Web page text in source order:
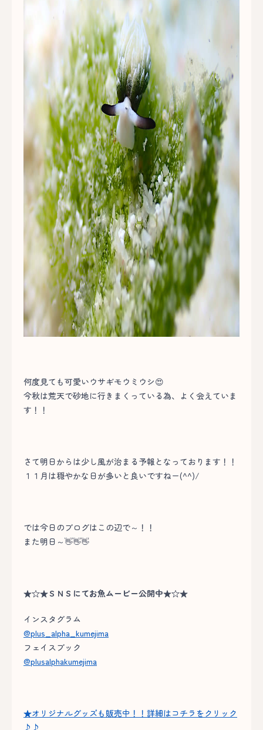
何度見ても可愛いウサギモウミウシ😍
今秋は荒天で砂地に行きまくっている為、よく会えていま
す！！
さて明日からは少し風が治まる予報となっております！！
１１月は穏やかな日が多いと良いですねー(^^)/
では今日のブログはこの辺で～！！
また明日～👋👋👋
★☆★ＳＮＳにてお魚ムービー公開中★☆★
インスタグラム
@plus_alpha_kumejima
フェイスブック
@plusalphakumejima
★オリジナルグッズも販売中！！詳細はコチラをクリック
♪♪